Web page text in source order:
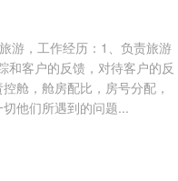
游，工作经历：1、负责旅游
和客户的反馈，对待客户的反
舱，舱房配比，房号分配，
他们所遇到的问题...